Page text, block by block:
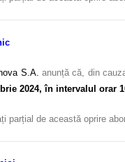
S.A. anunță că, din
2024, în intervalul orar
parțial de această oprire